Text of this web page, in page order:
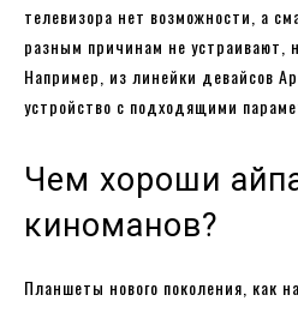
телевизора нет возможности, а
разным причинам не устраивают,
Например, из линейки девайсов
устройство с подходящими
Чем хороши
киноманов?
Планшеты нового поколения, как